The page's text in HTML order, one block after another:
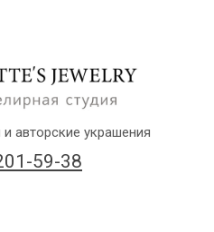
59-38
авторские украшения